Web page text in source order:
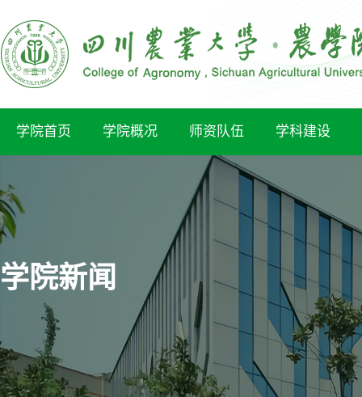
学院首页 学院概况 师资队伍 学科建设
学院新闻